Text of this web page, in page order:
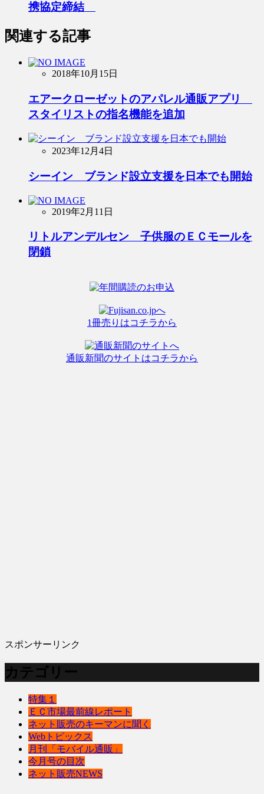
携協定締結
関連する記事
2018年10月15日
エアークローゼットのアパレル通販アプリ
スタイリストの指名機能を追加
2023年12月4日
シーイン ブランド設立支援を日本でも開始
2019年2月11日
リトルアンデルセン 子供服のＥＣモールを
閉鎖
1冊売りはコチラから
通販新聞のサイトはコチラから
スポンサーリンク
カテゴリー
特集１
ＥＣ市場最前線レポート
ネット販売のキーマンに聞く
Webトピックス
月刊「モバイル通販」
今月号の目次
ネット販売NEWS